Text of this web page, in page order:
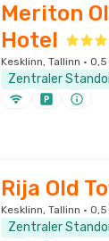
Meriton
Hotel
Kesklinn, Tallinn ·
Zentraler
Rija Old
Kesklinn, Tallinn ·
Zentraler